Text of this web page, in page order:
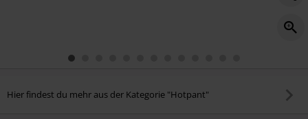
Hier findest du mehr aus der Kategorie "Hotpant"